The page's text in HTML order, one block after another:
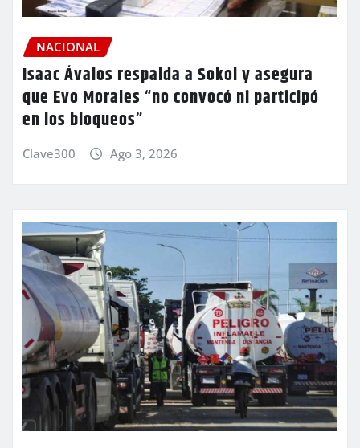
NACIONAL
Isaac Ávalos respalda a Sokol y asegura
que Evo Morales “no convocó ni participó
en los bloqueos”
Clave300 Ago 3, 2026